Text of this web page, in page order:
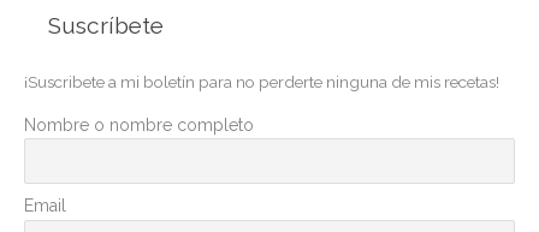
o
r
a
s
Suscríbete
¡Suscribete a mi boletín para no perderte ninguna de mis recetas!
Nombre o nombre completo
Email